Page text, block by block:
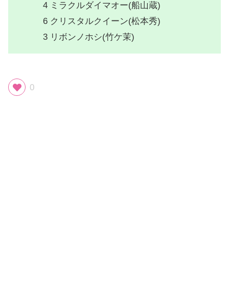
4 ミラクルダイマオー(船山蔵)
6 クリスタルクイーン(松本秀)
3 リボンノホシ(竹ケ茉)
0